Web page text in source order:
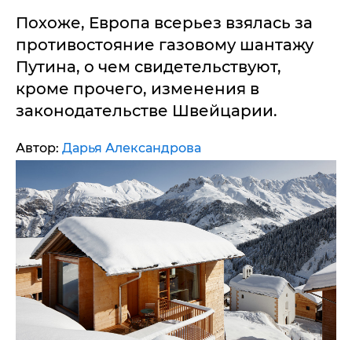
Похоже, Европа всерьез взялась за
противостояние газовому шантажу
Путина, о чем свидетельствуют,
кроме прочего, изменения в
законодательстве Швейцарии.
Автор: Дарья Александрова